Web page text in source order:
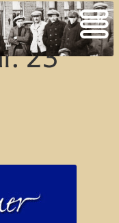
23